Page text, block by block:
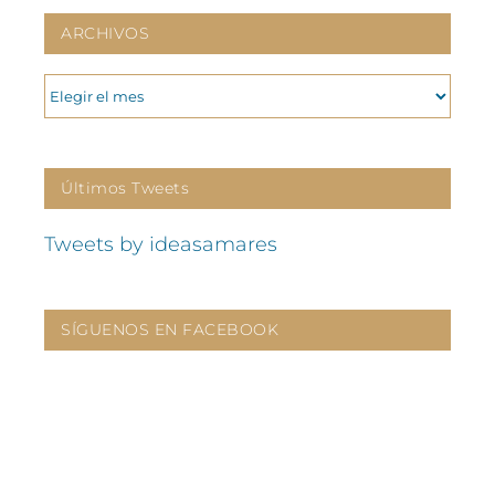
ARCHIVOS
ARCHIVOS
Últimos Tweets
Tweets by ideasamares
SÍGUENOS EN FACEBOOK